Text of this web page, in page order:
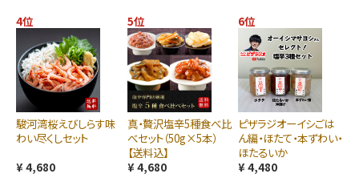
4位
駿河湾桜えびしらす味
わい尽くしセット
¥ 4,680
5位
真・贅沢塩辛5種食べ比
べセット（50g×5本）
【送料込】
¥ 4,680
6位
ピザラジオーイシごは
ん編・ほたて・本ずわい・
ほたるいか
¥ 4,480